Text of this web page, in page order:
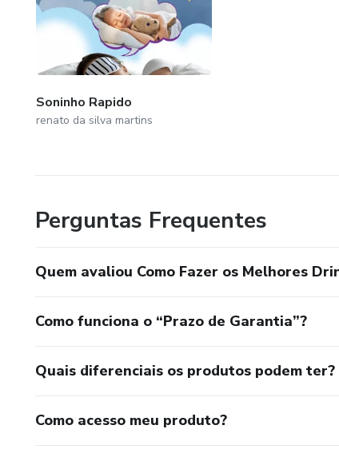
Soninho Rapido
renato da silva martins
Perguntas Frequentes
Quem avaliou Como Fazer os Melhores
Como funciona o “Prazo de Garantia”?
Quais diferenciais os produtos podem ter?
Como acesso meu produto?